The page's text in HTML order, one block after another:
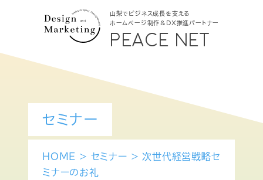
PEACE NET
山梨でビジネス成長を支える
ホームページ制作＆DX推進パートナー
セミナー
HOME > セミナー > 次世代経営戦略セ
ミナーのお礼